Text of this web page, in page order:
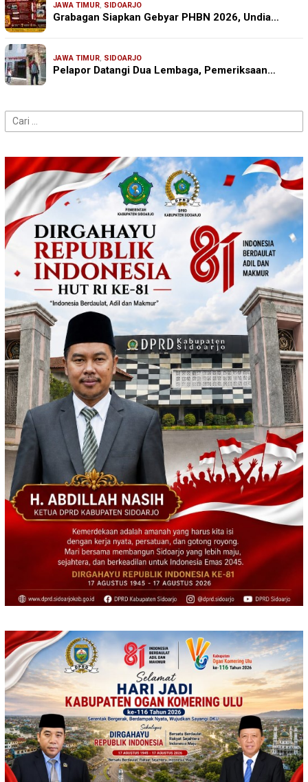
JAWA TIMUR, SIDOARJO
Grabagan Siapkan Gebyar PHBN 2026, Undia…
JAWA TIMUR, SIDOARJO
Pelapor Datangi Dua Lembaga, Pemeriksaan…
Cari
untuk: